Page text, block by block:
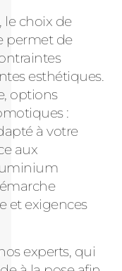
le choix de
permet de
esthétiques.
options
:
à votre
aux
et exigences
experts, qui